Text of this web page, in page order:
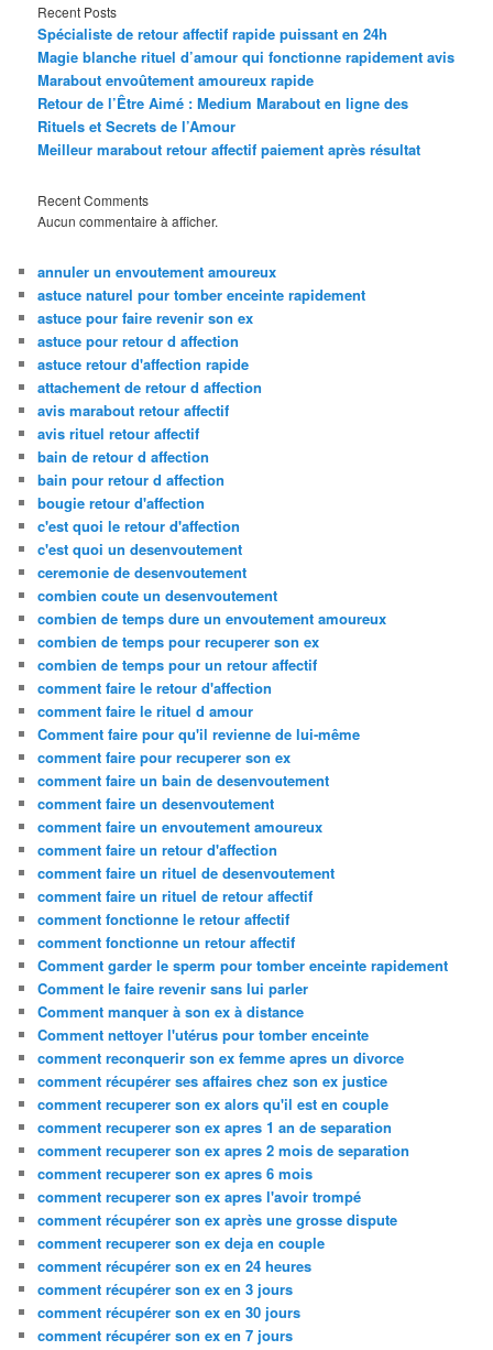
Recent Posts
Spécialiste de retour affectif rapide puissant en 24h
Magie blanche rituel d’amour qui fonctionne rapidement avis
Marabout envoûtement amoureux rapide
Retour de l’Être Aimé : Medium Marabout en ligne des
Rituels et Secrets de l’Amour
Meilleur marabout retour affectif paiement après résultat
Recent Comments
Aucun commentaire à afficher.
annuler un envoutement amoureux
astuce naturel pour tomber enceinte rapidement
astuce pour faire revenir son ex
astuce pour retour d affection
astuce retour d'affection rapide
attachement de retour d affection
avis marabout retour affectif
avis rituel retour affectif
bain de retour d affection
bain pour retour d affection
bougie retour d'affection
c'est quoi le retour d'affection
c'est quoi un desenvoutement
ceremonie de desenvoutement
combien coute un desenvoutement
combien de temps dure un envoutement amoureux
combien de temps pour recuperer son ex
combien de temps pour un retour affectif
comment faire le retour d'affection
comment faire le rituel d amour
Comment faire pour qu'il revienne de lui-même
comment faire pour recuperer son ex
comment faire un bain de desenvoutement
comment faire un desenvoutement
comment faire un envoutement amoureux
comment faire un retour d'affection
comment faire un rituel de desenvoutement
comment faire un rituel de retour affectif
comment fonctionne le retour affectif
comment fonctionne un retour affectif
Comment garder le sperm pour tomber enceinte rapidement
Comment le faire revenir sans lui parler
Comment manquer à son ex à distance
Comment nettoyer l'utérus pour tomber enceinte
comment reconquerir son ex femme apres un divorce
comment récupérer ses affaires chez son ex justice
comment recuperer son ex alors qu'il est en couple
comment recuperer son ex apres 1 an de separation
comment recuperer son ex apres 2 mois de separation
comment recuperer son ex apres 6 mois
comment recuperer son ex apres l'avoir trompé
comment récupérer son ex après une grosse dispute
comment recuperer son ex deja en couple
comment récupérer son ex en 24 heures
comment récupérer son ex en 3 jours
comment récupérer son ex en 30 jours
comment récupérer son ex en 7 jours